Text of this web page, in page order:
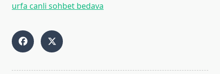
urfa canli sohbet bedava